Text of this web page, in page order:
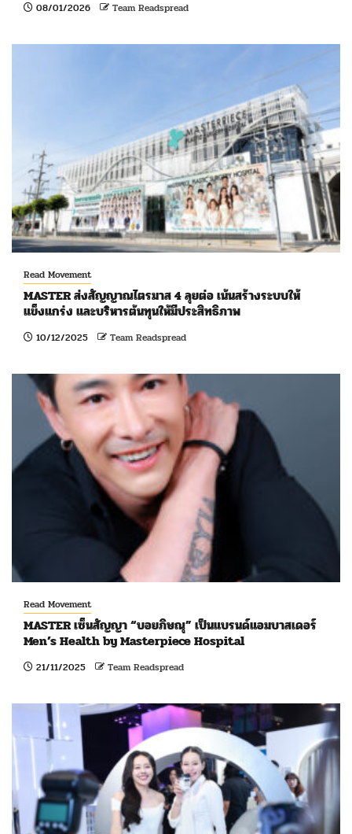
08/01/2026 Team Readspread
Read Movement
MASTER ส่งสัญญาณไตรมาส 4 ลุยต่อ เน้นสร้างระบบให้
แข็งแกร่ง และบริหารต้นทุนให้มีประสิทธิภาพ
10/12/2025 Team Readspread
Read Movement
MASTER เซ็นสัญญา “บอยภิษณุ” เป็นแบรนด์แอมบาสเดอร์
Men’s Health by Masterpiece Hospital
21/11/2025 Team Readspread